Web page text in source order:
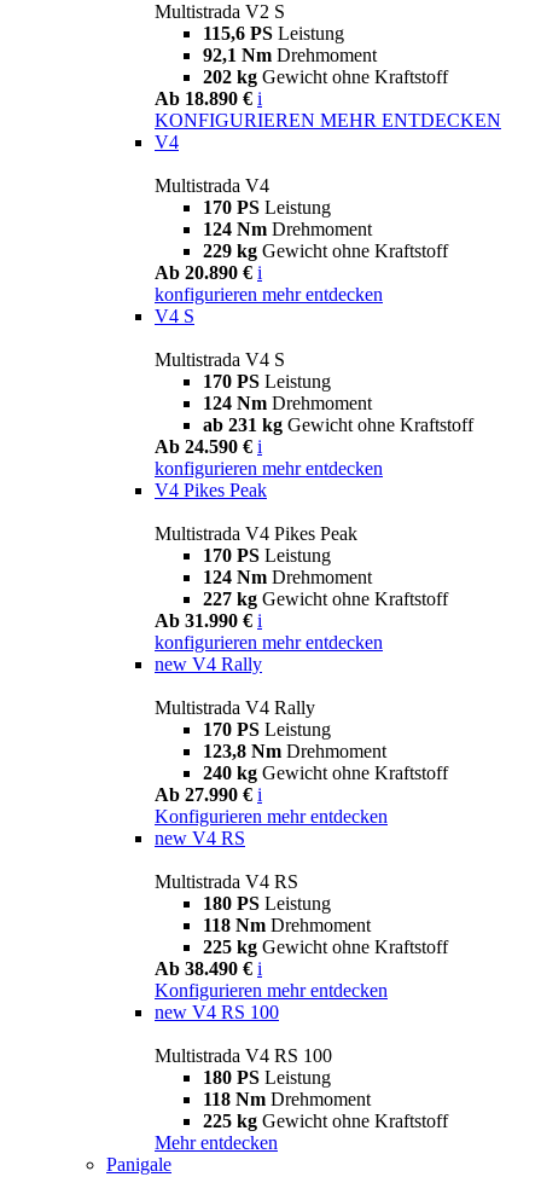
Multistrada V2 S
115,6 PS Leistung
92,1 Nm Drehmoment
202 kg Gewicht ohne Kraftstoff
Ab 18.890 € i
KONFIGURIEREN MEHR ENTDECKEN
V4
Multistrada V4
170 PS Leistung
124 Nm Drehmoment
229 kg Gewicht ohne Kraftstoff
Ab 20.890 € i
konfigurieren mehr entdecken
V4 S
Multistrada V4 S
170 PS Leistung
124 Nm Drehmoment
ab 231 kg Gewicht ohne Kraftstoff
Ab 24.590 € i
konfigurieren mehr entdecken
V4 Pikes Peak
Multistrada V4 Pikes Peak
170 PS Leistung
124 Nm Drehmoment
227 kg Gewicht ohne Kraftstoff
Ab 31.990 € i
konfigurieren mehr entdecken
new V4 Rally
Multistrada V4 Rally
170 PS Leistung
123,8 Nm Drehmoment
240 kg Gewicht ohne Kraftstoff
Ab 27.990 € i
Konfigurieren mehr entdecken
new V4 RS
Multistrada V4 RS
180 PS Leistung
118 Nm Drehmoment
225 kg Gewicht ohne Kraftstoff
Ab 38.490 € i
Konfigurieren mehr entdecken
new V4 RS 100
Multistrada V4 RS 100
180 PS Leistung
118 Nm Drehmoment
225 kg Gewicht ohne Kraftstoff
Mehr entdecken
Panigale